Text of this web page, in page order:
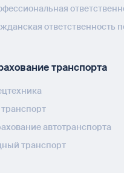
ответственность
транспорта
автотранспорта
транспорт